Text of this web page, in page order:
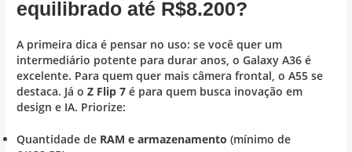
equilibrado até R$8.200?
A primeira dica é pensar no uso: se você quer um
intermediário potente para durar anos, o Galaxy A36 é
excelente. Para quem quer mais câmera frontal, o A55 se
destaca. Já oZ Flip 7 é para quem busca inovação em
design e IA. Priorize:
Quantidade de RAM e armazenamento (mínimo de